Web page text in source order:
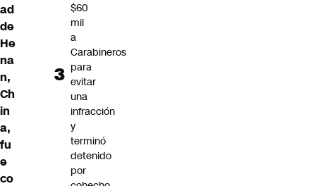
ad
de
He
na
n,
Ch
in
a,
fu
e
co
$60
mil
a
Carabineros
para
evitar
una
infracción
y
terminó
detenido
por